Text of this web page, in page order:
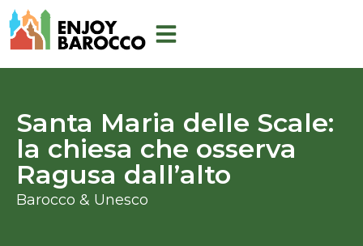
Skip
to
Santa Maria delle Scale:
la chiesa che osserva
Ragusa dall’alto
Barocco & Unesco